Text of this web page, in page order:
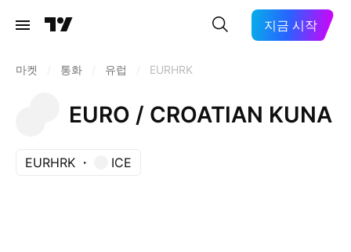
지금 시작
마켓 통화 유럽 EURHRK
EURO / CROATIAN KUNA
EURHRK ICE